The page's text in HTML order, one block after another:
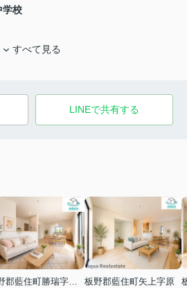
学校
すべて見る
LINEで共有する
板野郡藍住町勝瑞字幸島
板野郡藍住町矢上字原